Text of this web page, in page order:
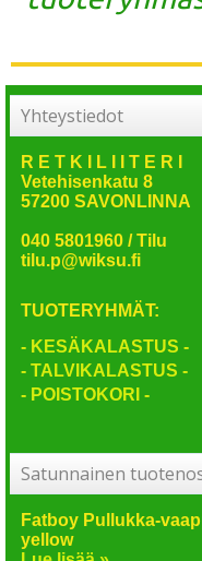
Yhteystiedot
R E T K I L I I T E R I
Vetehisenkatu 8
57200 SAVONLINNA
040 5801960 / Tilu
tilu.p@wiksu.fi
TUOTERYHMÄT:
- KESÄKALASTUS -
- TALVIKALASTUS -
- POISTOKORI -
Satunnainen
Fatboy Pullukka-
yellow